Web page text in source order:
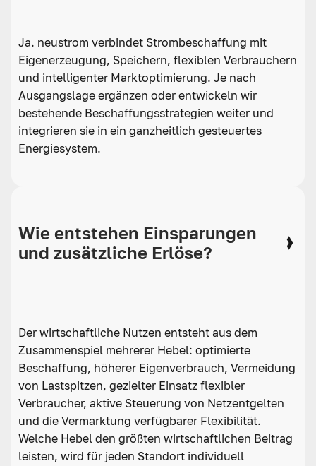
Ja. neustrom verbindet Strombeschaffung mit
Eigenerzeugung, Speichern, flexiblen Verbrauchern
und intelligenter Marktoptimierung. Je nach
Ausgangslage ergänzen oder entwickeln wir
bestehende Beschaffungsstrategien weiter und
integrieren sie in ein ganzheitlich gesteuertes
Energiesystem.
Wie entstehen Einsparungen
und zusätzliche Erlöse?
Der wirtschaftliche Nutzen entsteht aus dem
Zusammenspiel mehrerer Hebel: optimierte
Beschaffung, höherer Eigenverbrauch, Vermeidung
von Lastspitzen, gezielter Einsatz flexibler
Verbraucher, aktive Steuerung von Netzentgelten
und die Vermarktung verfügbarer Flexibilität.
Welche Hebel den größten wirtschaftlichen Beitrag
leisten, wird für jeden Standort individuell